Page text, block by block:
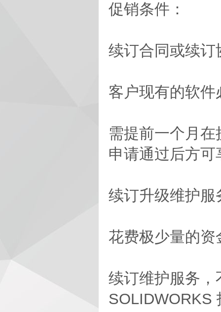
促销条件：
续订合同或续
客户现有的软
需提前一个月
申请通过后方
续订升级维护服
花费极少量的
续订维护服务
SOLIDWORKS